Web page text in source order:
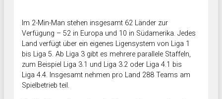
Im 2-Min-Man stehen insgesamt 62 Länder zur
Verfügung – 52 in Europa und 10 in Südamerika. Jedes
Land verfügt über ein eigenes Ligensystem von Liga 1
bis Liga 5. Ab Liga 3 gibt es mehrere parallele Staffeln,
zum Beispiel Liga 3.1 und Liga 3.2 oder Liga 4.1 bis
Liga 4.4. Insgesamt nehmen pro Land 288 Teams am
Spielbetrieb teil.